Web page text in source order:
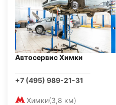
Автосервис Химки
+7 (495) 989-21-31
Химки(3,8 км)